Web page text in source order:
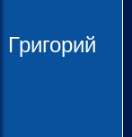
Григорий